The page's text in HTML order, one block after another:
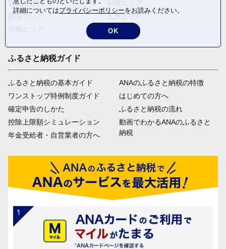
近畿エリア
四国エリア
九州エリア
ふるさと納税ガイド
ふるさと納税の基本ガイド
ワンストップ特例制度ガイド
確定申告のしかた
控除上限額シミュレーション
年金受給者・自営業者の方へ
ANAのふるさと納税の特徴
はじめての方へ
ふるさと納税の流れ
動画でわかるANAのふるさと
納税
詳細についてはプライバシーポリシーをお読みください。
OK